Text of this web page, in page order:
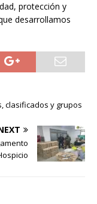
protección y
desarrollamos
clasificados y grupos